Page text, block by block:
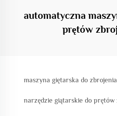
automatyczna
prętów
maszyna giętarska do zbrojenia
narzędzie giątarskie do prętów